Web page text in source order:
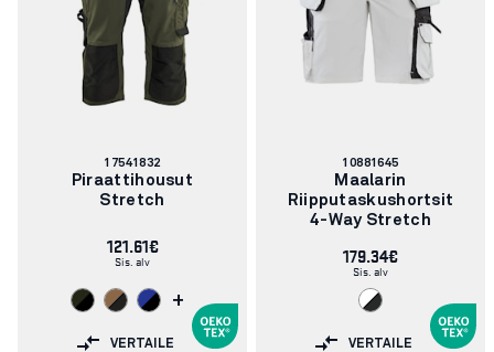
Tuotenumero:
17541832
Piraattihousut
Stretch
121.61€
Sis. alv
+
VERTAILE
Tuotenumero:
10881645
Maalarin
Riipputaskushortsit
4-Way Stretch
179.34€
Sis. alv
VERTAILE